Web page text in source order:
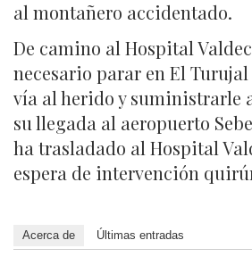
al montañero accidentado.
De camino al Hospital
necesario parar en El
vía al herido y suministrarle
su llegada al aeropuerto
ha trasladado al Hospital
espera de intervención
Acerca de Últimas entradas